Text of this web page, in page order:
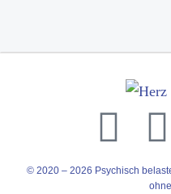
© 2020 – 2026 Psychisch